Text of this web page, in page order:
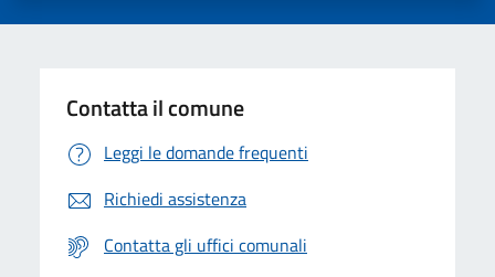
Contatta il comune
Leggi le domande frequenti
Richiedi assistenza
Contatta gli uffici comunali